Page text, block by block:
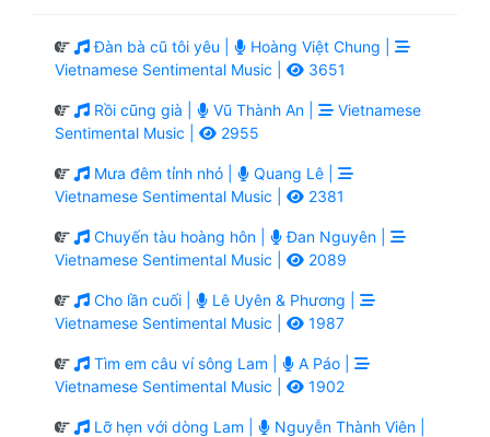
Đàn bà cũ tôi yêu |
Hoàng Việt Chung |
Vietnamese Sentimental Music |
3651
Rồi cũng già | Vũ Thành An |
Vietnamese
Sentimental Music |
2955
Mưa đêm tỉnh nhỏ |
Quang Lê |
Vietnamese Sentimental Music |
2381
Chuyến tàu hoàng hôn |
Đan Nguyên |
Vietnamese Sentimental Music |
2089
Cho lần cuối |
Lê Uyên & Phương |
Vietnamese Sentimental Music |
1987
Tìm em câu ví sông Lam |
A Páo |
Vietnamese Sentimental Music |
1902
Lỡ hẹn với dòng Lam |
Nguyễn Thành Viên |